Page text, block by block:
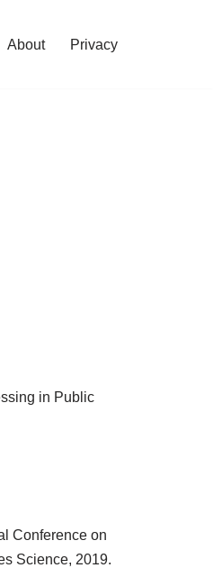
About Privacy
in Public
Conference on
Science, 2019.